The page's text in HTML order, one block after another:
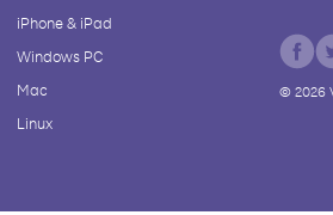
iPhone & iPad
Windows PC
Mac
Linux
© 2026